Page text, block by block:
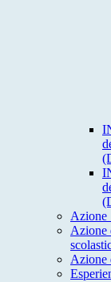
Azione
Azione
Azione